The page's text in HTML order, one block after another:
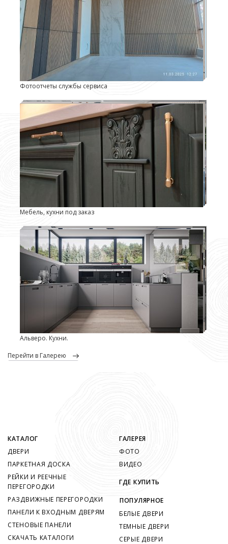
Фотоотчеты службы сервиса
Мебель, кухни под заказ
Альверо. Кухни.
перейти в Галерею
КАТАЛОГ
ДВЕРИ
ПАРКЕТНАЯ ДОСКА
РЕЙКИ И РЕЕЧНЫЕ
ПЕРЕГОРОДКИ
РАЗДВИЖНЫЕ ПЕРЕГОРОДКИ
ПАНЕЛИ К ВХОДНЫМ ДВЕРЯМ
СТЕНОВЫЕ ПАНЕЛИ
СКАЧАТЬ КАТАЛОГИ
ГАЛЕРЕЯ
ФОТО
ВИДЕО
ГДЕ КУПИТЬ
ПОПУЛЯРНОЕ
БЕЛЫЕ ДВЕРИ
ТЕМНЫЕ ДВЕРИ
СЕРЫЕ ДВЕРИ